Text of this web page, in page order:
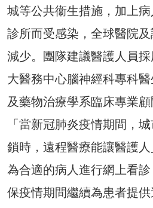
城等公共衞生措施，加上
診所而受感染，全球醫院
減少。團隊建議醫護人員
大醫務中心腦神經科專科
及藥物治療學系臨床專業顧
「當新冠肺炎疫情期間，
鎖時，遠程醫療能讓醫護
為合適的病人進行網上看
保疫情期間繼續為患者提供